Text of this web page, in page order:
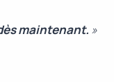
maintenant. »